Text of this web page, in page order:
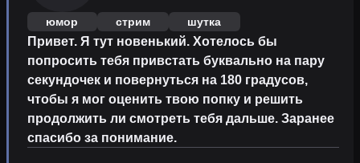
юмор стрим шутка
Привет. Я тут новенький. Хотелось бы
попросить тебя привстать буквально на пару
секундочек и повернуться на 180 градусов,
чтобы я мог оценить твою попку и решить
продолжить ли смотреть тебя дальше. Заранее
спасибо за понимание.